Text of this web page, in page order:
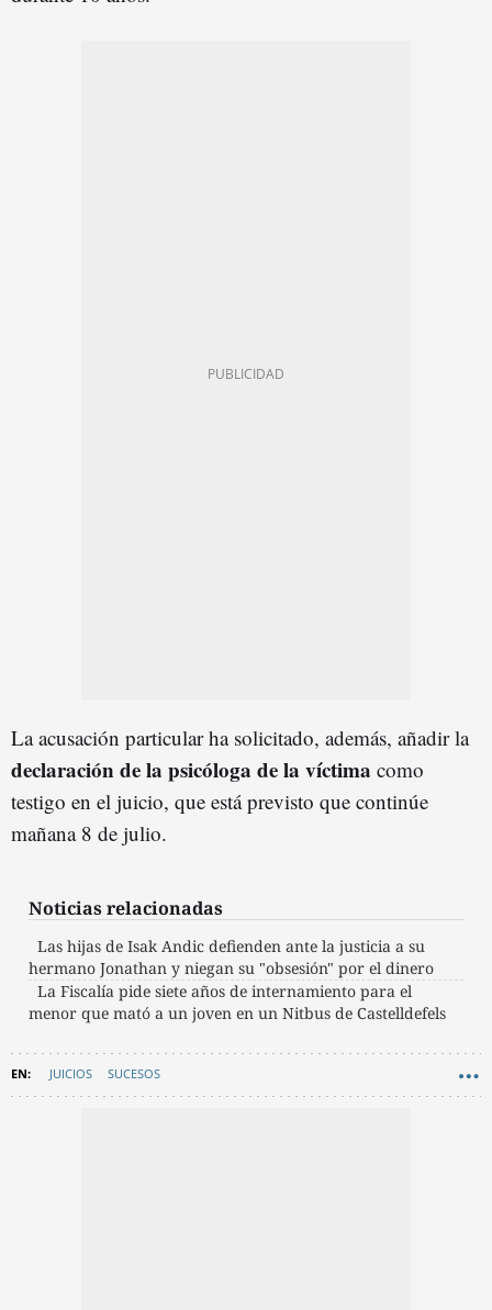
La acusación particular ha solicitado, además, añadir la
declaración de la psicóloga de la víctima como
testigo en el juicio, que está previsto que continúe
mañana 8 de julio.
Noticias relacionadas
Las hijas de Isak Andic defienden ante la justicia a su
hermano Jonathan y niegan su "obsesión" por el dinero
La Fiscalía pide siete años de internamiento para el
menor que mató a un joven en un Nitbus de Castelldefels
JUICIOS SUCESOS